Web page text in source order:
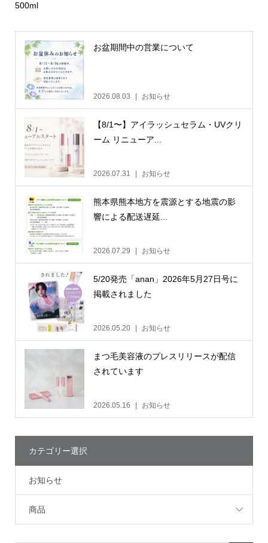
500ml
お盆期間中の営業について
2026.08.03 お知らせ
【8/1〜】アイラッシュセラム・UVクリ
ーム リニューア...
2026.07.31 お知らせ
熊本県熊本地方を震源とする地震の影
響による配送遅延...
2026.07.29 お知らせ
5/20発売「anan」2026年5月27日号に
掲載されました
2026.05.20 お知らせ
まつ毛美容液のプレスリリースが配信
されています
2026.05.16 お知らせ
カテゴリー選択
お知らせ
商品